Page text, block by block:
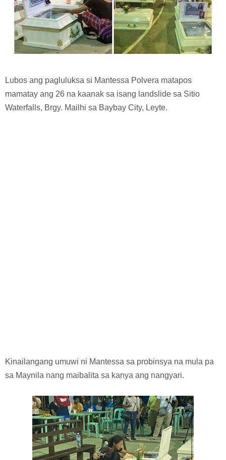
Lubos ang pagluluksa si Mantessa Polvera matapos
mamatay ang 26 na kaanak sa isang landslide sa Sitio
Waterfalls, Brgy. Mailhi sa Baybay City, Leyte.
Kinailangang umuwi ni Mantessa sa probinsya na mula pa
sa Maynila nang maibalita sa kanya ang nangyari.